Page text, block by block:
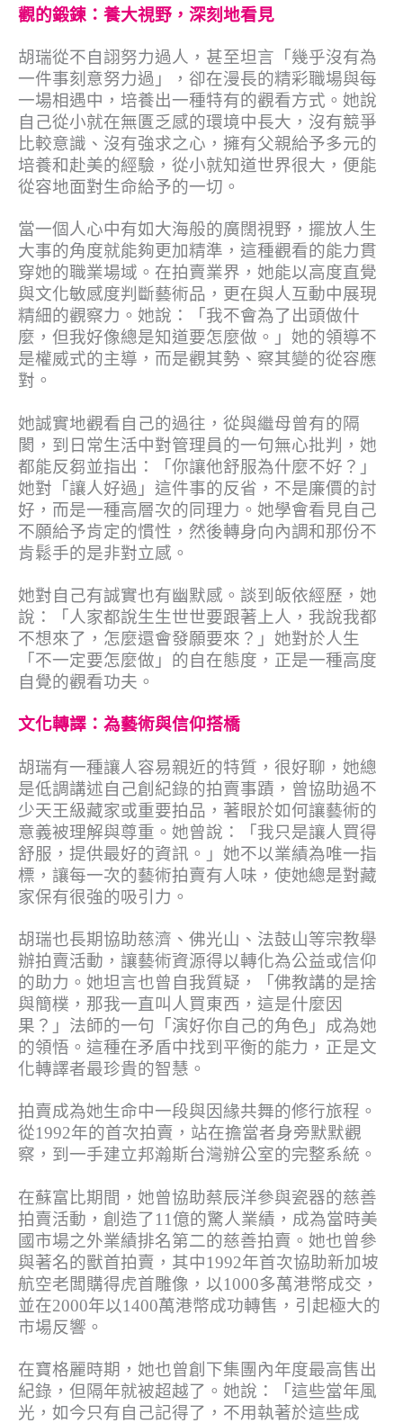
觀的鍛鍊：養大視野，深刻地看見
胡瑞從不自詡努力過人，甚至坦言「幾乎沒有為
一件事刻意努力過」，卻在漫長的精彩職場與每
一場相遇中，培養出一種特有的觀看方式。她說
自己從小就在無匱乏感的環境中長大，沒有競爭
比較意識、沒有強求之心，擁有父親給予多元的
培養和赴美的經驗，從小就知道世界很大，便能
從容地面對生命給予的一切。
當一個人心中有如大海般的廣闊視野，擺放人生
大事的角度就能夠更加精準，這種觀看的能力貫
穿她的職業場域。在拍賣業界，她能以高度直覺
與文化敏感度判斷藝術品，更在與人互動中展現
精細的觀察力。她說：「我不會為了出頭做什
麼，但我好像總是知道要怎麼做。」她的領導不
是權威式的主導，而是觀其勢、察其變的從容應
對。
她誠實地觀看自己的過往，從與繼母曾有的隔
閡，到日常生活中對管理員的一句無心批判，她
都能反芻並指出：「你讓他舒服為什麼不好？」
她對「讓人好過」這件事的反省，不是廉價的討
好，而是一種高層次的同理力。她學會看見自己
不願給予肯定的慣性，然後轉身向內調和那份不
肯鬆手的是非對立感。
她對自己有誠實也有幽默感。談到皈依經歷，她
說：「人家都說生生世世要跟著上人，我說我都
不想來了，怎麼還會發願要來？」她對於人生
「不一定要怎麼做」的自在態度，正是一種高度
自覺的觀看功夫。
文化轉譯：為藝術與信仰搭橋
胡瑞有一種讓人容易親近的特質，很好聊，她總
是低調講述自己創紀錄的拍賣事蹟，曾協助過不
少天王級藏家或重要拍品，著眼於如何讓藝術的
意義被理解與尊重。她曾說：「我只是讓人買得
舒服，提供最好的資訊。」她不以業績為唯一指
標，讓每一次的藝術拍賣有人味，使她總是對藏
家保有很強的吸引力。
胡瑞也長期協助慈濟、佛光山、法鼓山等宗教舉
辦拍賣活動，讓藝術資源得以轉化為公益或信仰
的助力。她坦言也曾自我質疑，「佛教講的是捨
與簡樸，那我一直叫人買東西，這是什麼因
果？」法師的一句「演好你自己的角色」成為她
的領悟。這種在矛盾中找到平衡的能力，正是文
化轉譯者最珍貴的智慧。
拍賣成為她生命中一段與因緣共舞的修行旅程。
從1992年的首次拍賣，站在擔當者身旁默默觀
察，到一手建立邦瀚斯台灣辦公室的完整系統。
在蘇富比期間，她曾協助蔡辰洋參與瓷器的慈善
拍賣活動，創造了11億的驚人業績，成為當時美
國市場之外業績排名第二的慈善拍賣。她也曾參
與著名的獸首拍賣，其中1992年首次協助新加坡
航空老闆購得虎首雕像，以1000多萬港幣成交，
並在2000年以1400萬港幣成功轉售，引起極大的
市場反響。
在寶格麗時期，她也曾創下集團內年度最高售出
紀錄，但隔年就被超越了。她說：「這些當年風
光，如今只有自己記得了，不用執著於這些成